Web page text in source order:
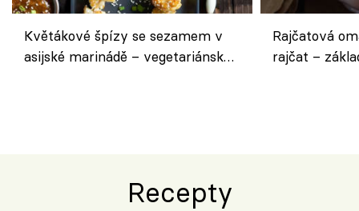
Květákové špízy se sezamem v
asijské marinádě – vegetariánská
Rajčatová
rajčat –
Recepty